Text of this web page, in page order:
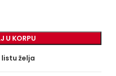
U KORPU
želja